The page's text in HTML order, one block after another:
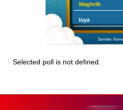
Maghrib
Isya
Sumber:
Selected poll is not defined.